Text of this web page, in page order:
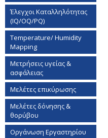
Έλεγχοι Καταλληλότητας
(IQ/OQ/PQ)
Temperature/ Humidity
Mapping
Μετρήσεις υγείας &
ασφάλειας
Μελέτες επικύρωσης
Μελέτες δόνησης &
θορύβου
Οργάνωση Εργαστηρίου